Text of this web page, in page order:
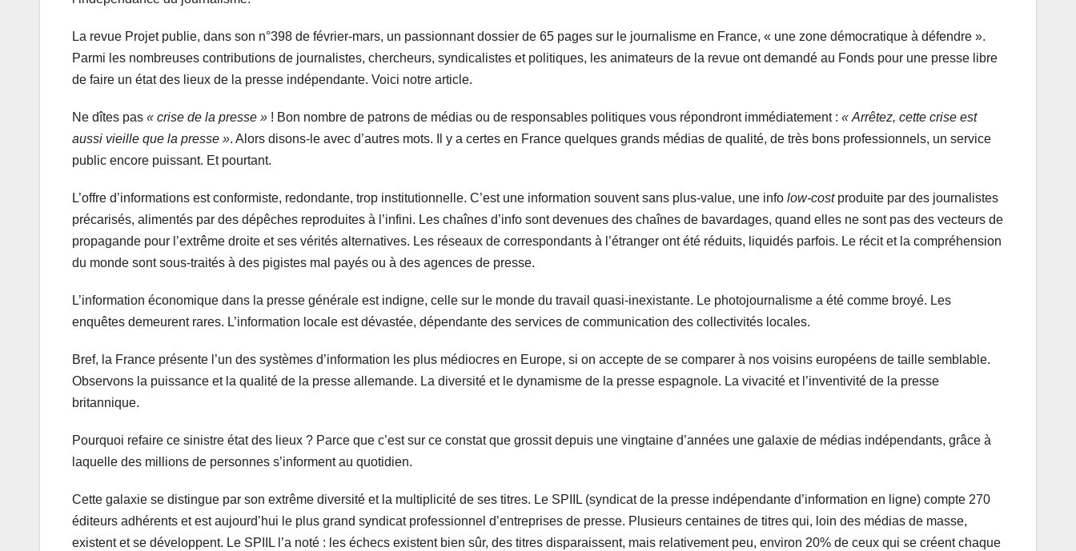
La revue Projet publie, dans son n°398 de février-mars, un passionnant dossier de 65 pages sur le journalisme en France, « une zone démocratique à défendre ».
Parmi les nombreuses contributions de journalistes, chercheurs, syndicalistes et politiques, les animateurs de la revue ont demandé au Fonds pour une presse libre
de faire un état des lieux de la presse indépendante. Voici notre article.
Ne dîtes pas « crise de la presse » ! Bon nombre de patrons de médias ou de responsables politiques vous répondront immédiatement : « Arrêtez, cette crise est
aussi vieille que la presse ». Alors disons-le avec d’autres mots. Il y a certes en France quelques grands médias de qualité, de très bons professionnels, un service
public encore puissant. Et pourtant.
L’offre d’informations est conformiste, redondante, trop institutionnelle. C’est une information souvent sans plus-value, une info low-costproduite par des journalistes
précarisés, alimentés par des dépêches reproduites à l’infini. Les chaînes d’info sont devenues des chaînes de bavardages, quand elles ne sont pas des vecteurs de
propagande pour l’extrême droite et ses vérités alternatives. Les réseaux de correspondants à l’étranger ont été réduits, liquidés parfois. Le récit et la compréhension
du monde sont sous-traités à des pigistes mal payés ou à des agences de presse.
L’information économique dans la presse générale est indigne, celle sur le monde du travail quasi-inexistante. Le photojournalisme a été comme broyé. Les
enquêtes demeurent rares. L’information locale est dévastée, dépendante des services de communication des collectivités locales.
Bref, la France présente l’un des systèmes d’information les plus médiocres en Europe, si on accepte de se comparer à nos voisins européens de taille semblable.
Observons la puissance et la qualité de la presse allemande. La diversité et le dynamisme de la presse espagnole. La vivacité et l’inventivité de la presse
britannique.
Pourquoi refaire ce sinistre état des lieux ? Parce que c’est sur ce constat que grossit depuis une vingtaine d’années une galaxie de médias indépendants, grâce à
laquelle des millions de personnes s’informent au quotidien.
Cette galaxie se distingue par son extrême diversité et la multiplicité de ses titres. Le SPIIL (syndicat de la presse indépendante d’information en ligne) compte 270
éditeurs adhérents et est aujourd’hui le plus grand syndicat professionnel d’entreprises de presse. Plusieurs centaines de titres qui, loin des médias de masse,
existent et se développent. Le SPIIL l’a noté : les échecs existent bien sûr, des titres disparaissent, mais relativement peu, environ 20% de ceux qui se créent chaque